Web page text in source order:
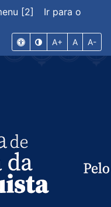
[2]
Ir para o
A+ A A-